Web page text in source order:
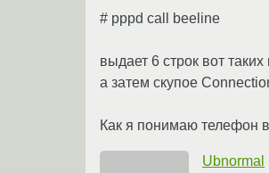
# pppd call beeline
выдает 6 строк вот таких
а затем скупое
Как я понимаю телефон
Ubnormal